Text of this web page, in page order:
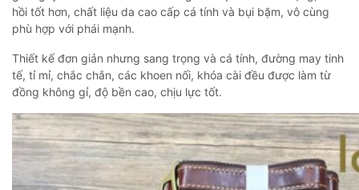
hồi tốt hơn, chất liệu da cao cấp cá tính và bụi bặm, vô cùng
phù hợp với phái mạnh.
Thiết kế đơn giản nhưng sang trọng và cá tính, đường may tinh
tế, tỉ mỉ, chắc chắn, các khoen nối, khóa cài đều được làm từ
đồng không gỉ, độ bền cao, chịu lực tốt.